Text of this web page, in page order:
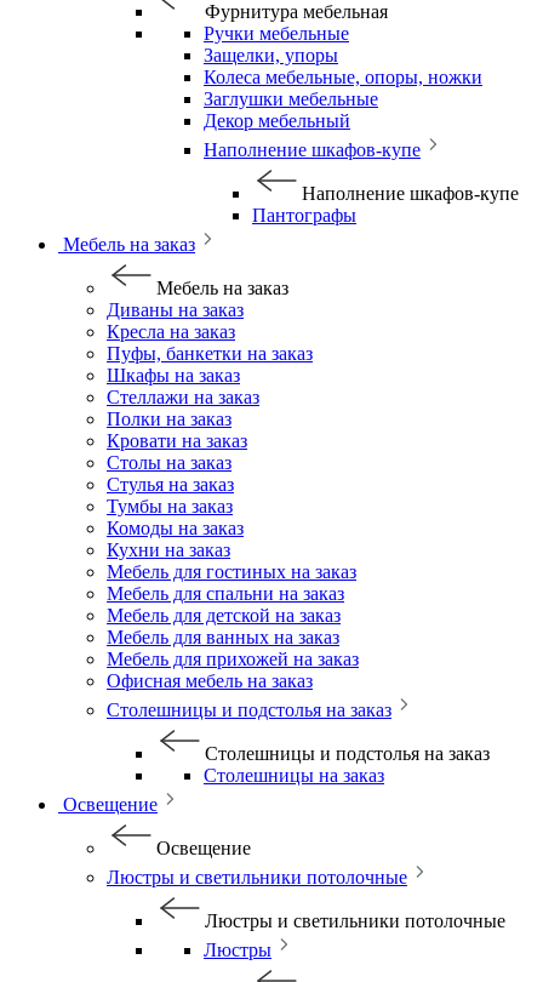
Фурнитура мебельная
Ручки мебельные
Защелки, упоры
Колеса мебельные, опоры, ножки
Заглушки мебельные
Декор мебельный
Наполнение шкафов-купе
Наполнение шкафов-купе
Пантографы
Мебель на заказ
Мебель на заказ
Диваны на заказ
Кресла на заказ
Пуфы, банкетки на заказ
Шкафы на заказ
Стеллажи на заказ
Полки на заказ
Кровати на заказ
Столы на заказ
Стулья на заказ
Тумбы на заказ
Комоды на заказ
Кухни на заказ
Мебель для гостиных на заказ
Мебель для спальни на заказ
Мебель для детской на заказ
Мебель для ванных на заказ
Мебель для прихожей на заказ
Офисная мебель на заказ
Столешницы и подстолья на заказ
Столешницы и подстолья на заказ
Столешницы на заказ
Освещение
Освещение
Люстры и светильники потолочные
Люстры и светильники потолочные
Люстры